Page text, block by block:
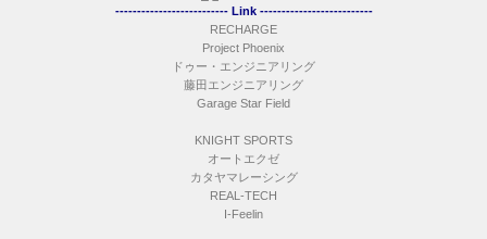
-------------------------- Link --------------------------
RECHARGE
Project Phoenix
ドゥー・エンジニアリング
藤田エンジニアリング
Garage Star Field
KNIGHT SPORTS
オートエクゼ
カタヤマレーシング
REAL-TECH
I-Feelin